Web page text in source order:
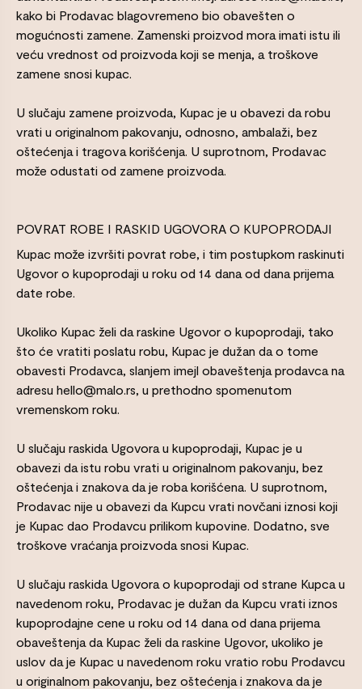
kako bi Prodavac blagovremeno bio obavešten o
mogućnosti zamene. Zamenski proizvod mora imati istu ili
veću vrednost od proizvoda koji se menja, a troškove
zamene snosi kupac.
U slučaju zamene proizvoda, Kupac je u obavezi da robu
vrati u originalnom pakovanju, odnosno, ambalaži, bez
oštećenja i tragova korišćenja. U suprotnom, Prodavac
može odustati od zamene proizvoda.
POVRAT ROBE I RASKID UGOVORA O KUPOPRODAJI
Kupac može izvršiti povrat robe, i tim postupkom raskinuti
Ugovor o kupoprodaji u roku od 14 dana od dana prijema
date robe.
Ukoliko Kupac želi da raskine Ugovor o kupoprodaji, tako
što će vratiti poslatu robu, Kupac je dužan da o tome
obavesti Prodavca, slanjem imejl obaveštenja prodavca na
adresu hello@malo.rs, u prethodno spomenutom
vremenskom roku.
U slučaju raskida Ugovora u kupoprodaji, Kupac je u
obavezi da istu robu vrati u originalnom pakovanju, bez
oštećenja i znakova da je roba korišćena. U suprotnom,
Prodavac nije u obavezi da Kupcu vrati novčani iznosi koji
je Kupac dao Prodavcu prilikom kupovine. Dodatno, sve
troškove vraćanja proizvoda snosi Kupac.
U slučaju raskida Ugovora o kupoprodaji od strane Kupca u
navedenom roku, Prodavac je dužan da Kupcu vrati iznos
kupoprodajne cene u roku od 14 dana od dana prijema
obaveštenja da Kupac želi da raskine Ugovor, ukoliko je
uslov da je Kupac u navedenom roku vratio robu Prodavcu
u originalnom pakovanju, bez oštećenja i znakova da je